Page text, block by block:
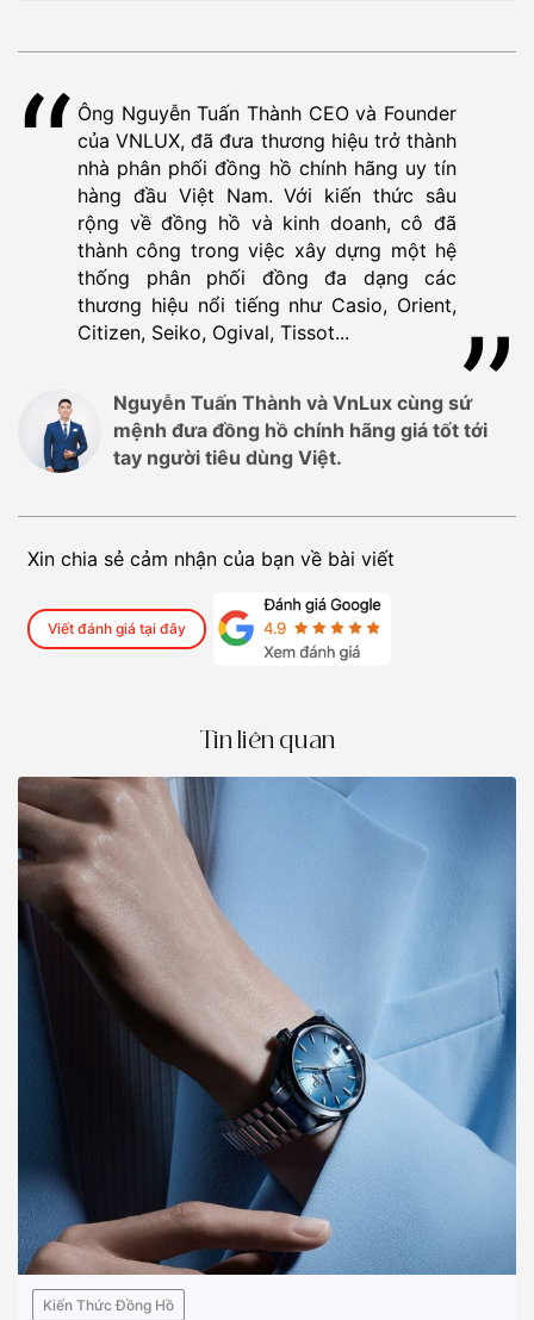
Ông Nguyễn Tuấn Thành CEO và Founder
của VNLUX, đã đưa thương hiệu trở thành
nhà phân phối đồng hồ chính hãng uy tín
hàng đầu Việt Nam. Với kiến thức sâu
rộng về đồng hồ và kinh doanh, cô đã
thành công trong việc xây dựng một hệ
thống phân phối đồng đa dạng các
thương hiệu nổi tiếng như Casio, Orient,
Citizen, Seiko, Ogival, Tissot...
Nguyễn Tuấn Thành và VnLux cùng sứ
mệnh đưa đồng hồ chính hãng giá tốt tới
tay người tiêu dùng Việt.
Xin chia sẻ cảm nhận của bạn về bài viết
Viết đánh giá tại đây
Tin liên quan
Kiến Thức Đồng Hồ